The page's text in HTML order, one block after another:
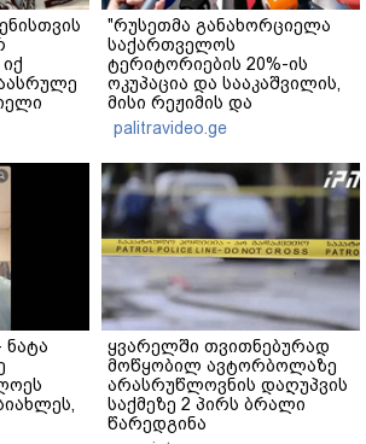
წერს
"რუსეთმა განახორციელა
საქართველოს
ტერიტორიების 20%-ის
ოკუპაცია და სააკაშვილის,
მისი რეჟიმის და
"ნაცმოძრაობის" ღალატი
ვერანაირად ვერ
გადაფარავს ამ
დანაშაულს" - ირაკლი
კობახიძე
palitravideo.ge
ნატა
ყვარელში თვითნებურად
მოწყობილ ავტორბოლაზე
არასრუწლოვნის დაღუპვის
საქმეზე 2 პირს ბრალი
წარედგინა